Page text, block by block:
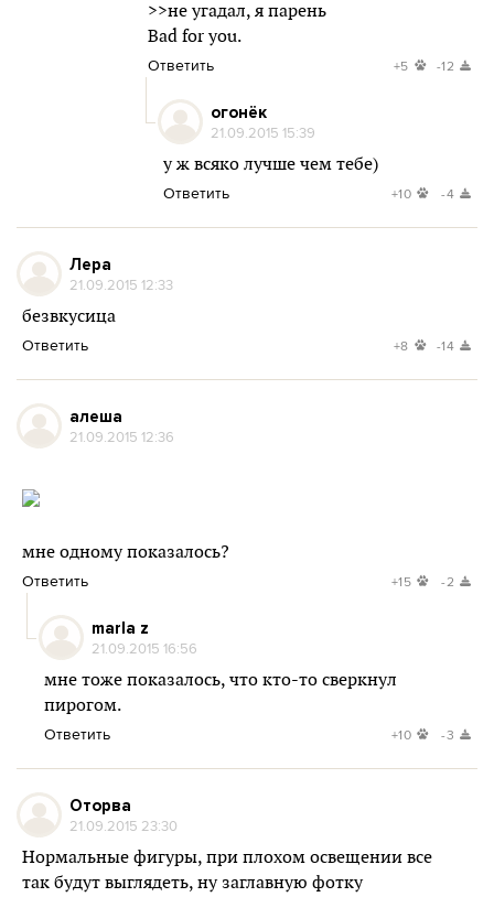
>>не угадал, я парень
Bad for you.
Ответить +5 -12
огонёк
21.09.2015 15:39
у ж всяко лучше чем тебе)
Ответить +10 -4
Лера
21.09.2015 12:33
безвкусица
Ответить +8 -14
алеша
21.09.2015 12:36
мне одному показалось?
Ответить +15 -2
marla z
21.09.2015 16:56
мне тоже показалось, что кто-то сверкнул
пирогом.
Ответить +10 -3
Оторва
21.09.2015 23:30
Нормальные фигуры, при плохом освещении все
так будут выглядеть, ну заглавную фотку